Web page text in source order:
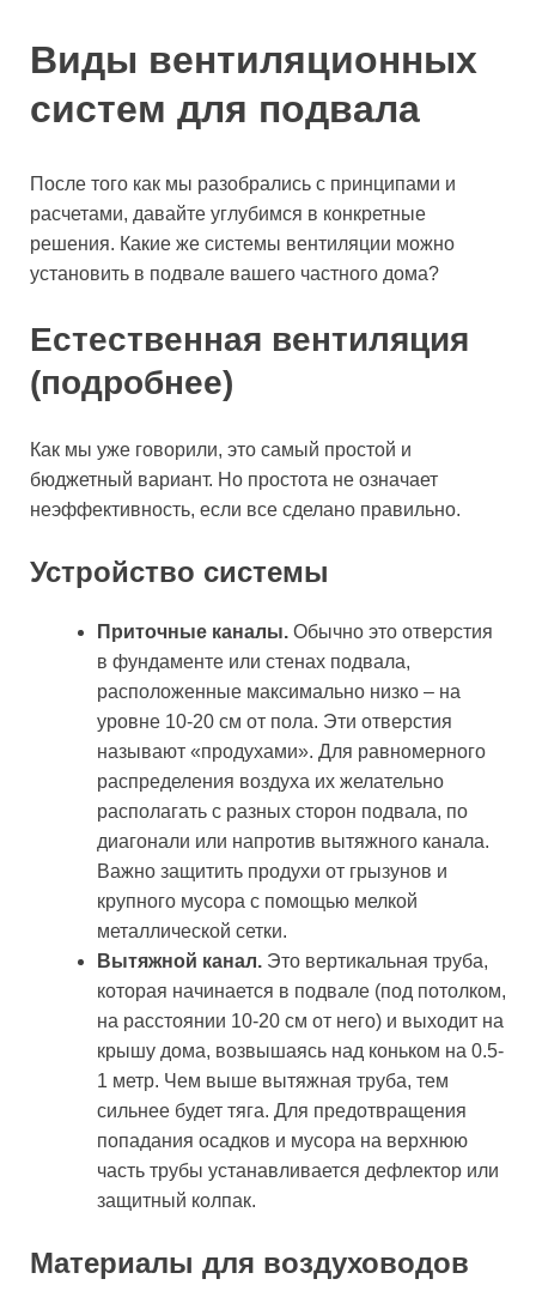
Виды вентиляционных
систем для подвала
После того как мы разобрались с принципами и
расчетами, давайте углубимся в конкретные
решения. Какие же системы вентиляции можно
установить в подвале вашего частного дома?
Естественная вентиляция
(подробнее)
Как мы уже говорили, это самый простой и
бюджетный вариант. Но простота не означает
неэффективность, если все сделано правильно.
Устройство системы
Приточные каналы. Обычно это отверстия
в фундаменте или стенах подвала,
расположенные максимально низко – на
уровне 10-20 см от пола. Эти отверстия
называют «продухами». Для равномерного
распределения воздуха их желательно
располагать с разных сторон подвала, по
диагонали или напротив вытяжного канала.
Важно защитить продухи от грызунов и
крупного мусора с помощью мелкой
металлической сетки.
Вытяжной канал. Это вертикальная труба,
которая начинается в подвале (под потолком,
на расстоянии 10-20 см от него) и выходит на
крышу дома, возвышаясь над коньком на 0.5-
1 метр. Чем выше вытяжная труба, тем
сильнее будет тяга. Для предотвращения
попадания осадков и мусора на верхнюю
часть трубы устанавливается дефлектор или
защитный колпак.
Материалы для воздуховодов